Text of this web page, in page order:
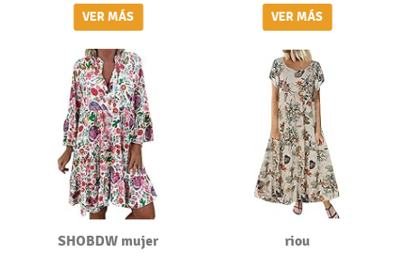
Espalda para Comunion
Playa Fiesta Noche Cóctel
Mujer Vestidos Elegantes
Floral NiñA Mujer Verano,
Boho Chic Vestidos Tallas
Grandes Fiesta
SHOBDW mujer riou